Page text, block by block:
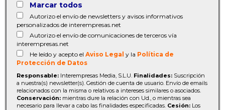
Marcar todos
Autorizo el envío de newsletters y avisos informativos
personalizados de interempresas.net
Autorizo el envío de comunicaciones de terceros vía
interempresas.net
He leído y acepto el Aviso Legal y la Política de
Protección de Datos
Responsable: Interempresas Media, S.L.U. Finalidades: Suscripción
a nuestra(s) newsletter(s). Gestión de cuenta de usuario. Envío de emails
relacionados con la misma o relativos a intereses similares o asociados.
Conservación: mientras dure la relación con Ud., o mientras sea
necesario para llevar a cabo las finalidades especificadas. Cesión: Los